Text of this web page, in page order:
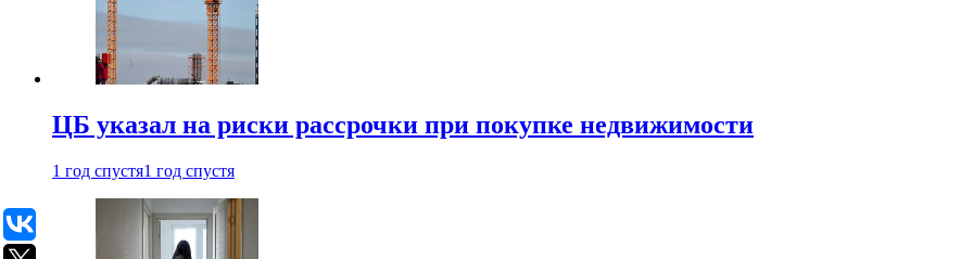
ЦБ указал на риски рассрочки при покупке недвижимости
1 год спустя1 год спустя